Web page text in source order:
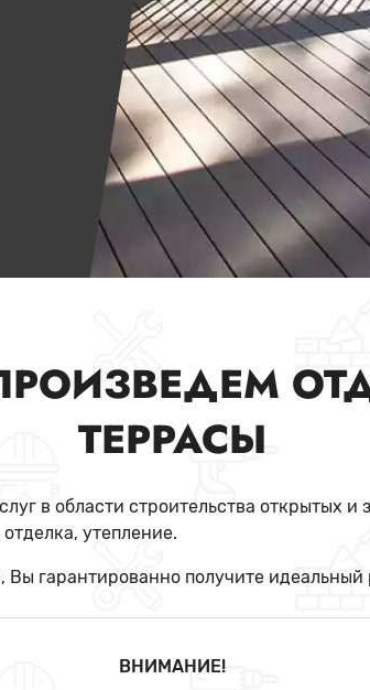
ТЕРРАСЫ
в области строительства открытых
утепление.
гарантированно получите идеальный
ВНИМАНИЕ!